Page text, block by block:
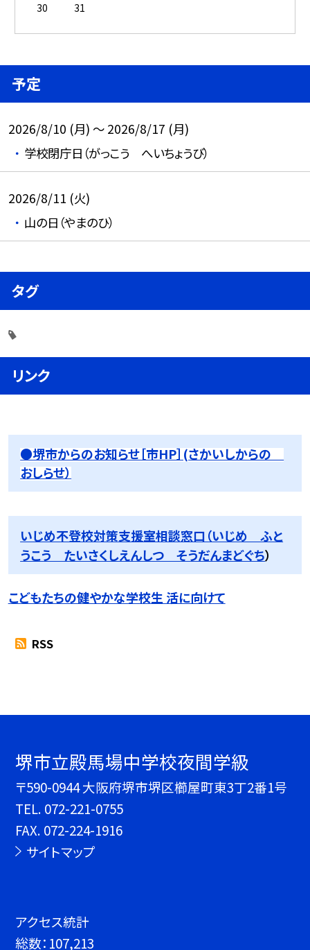
30
31
予定
2026/8/10 (月) ～ 2026/8/17 (月)
学校閉庁日（がっこう へいちょうび）
2026/8/11 (火)
山の日（やまのひ）
タグ
リンク
●堺市からのお知らせ［市HP］(さかいしからの
おしらせ）
いじめ不登校対策支援室相談窓口（いじめ ふと
うこう たいさくしえんしつ そうだんまどぐち）
こどもたちの健やかな学校生 活に向けて
RSS
堺市立殿馬場中学校夜間学級
〒590-0944 大阪府堺市堺区櫛屋町東3丁2番1号
TEL. 072-221-0755
FAX. 072-224-1916
サイトマップ
アクセス統計
総数： 107,213